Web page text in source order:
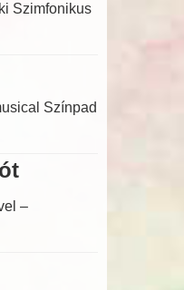
Szimfonikus
Színpad
–